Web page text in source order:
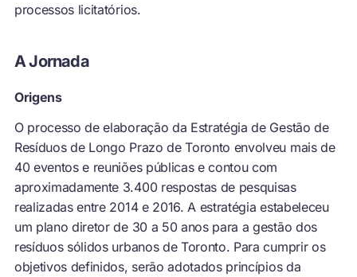
processos licitatórios.
A Jornada
Origens
O processo de elaboração da Estratégia de Gestão de
Resíduos de Longo Prazo de Toronto envolveu mais de
40 eventos e reuniões públicas e contou com
aproximadamente 3.400 respostas de pesquisas
realizadas entre 2014 e 2016. A estratégia estabeleceu
um plano diretor de 30 a 50 anos para a gestão dos
resíduos sólidos urbanos de Toronto. Para cumprir os
objetivos definidos, serão adotados princípios da